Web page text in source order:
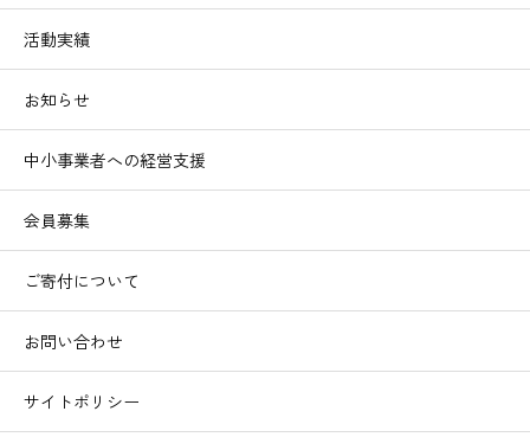
活動実績
お知らせ
中小事業者への経営支援
会員募集
ご寄付について
お問い合わせ
サイトポリシー